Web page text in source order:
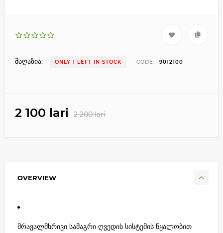
მაღაზია: ONLY 1 LEFT IN STOCK CODE: 9012100
2 100 lari 2 200 lari
OVERVIEW
მრავალმხრივი სამაგრი ღვედის სისტემის წყალობით